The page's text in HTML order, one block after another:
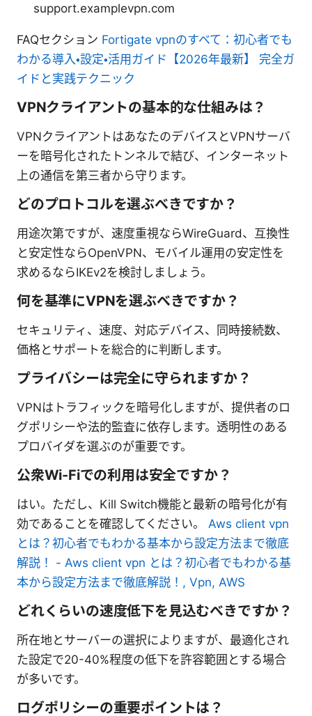
support.examplevpn.com
FAQセクション Fortigate vpnのすべて：初心者でも
わかる導入・設定・活用ガイド【2026年最新】 完全ガ
イドと実践テクニック
VPNクライアントの基本的な仕組みは？
VPNクライアントはあなたのデバイスとVPNサーバ
ーを暗号化されたトンネルで結び、インターネット
上の通信を第三者から守ります。
どのプロトコルを選ぶべきですか？
用途次第ですが、速度重視ならWireGuard、互換性
と安定性ならOpenVPN、モバイル運用の安定性を
求めるならIKEv2を検討しましょう。
何を基準にVPNを選ぶべきですか？
セキュリティ、速度、対応デバイス、同時接続数、
価格とサポートを総合的に判断します。
プライバシーは完全に守られますか？
VPNはトラフィックを暗号化しますが、提供者のロ
グポリシーや法的監査に依存します。透明性のある
プロバイダを選ぶのが重要です。
公衆Wi-Fiでの利用は安全ですか？
はい。ただし、Kill Switch機能と最新の暗号化が有
効であることを確認してください。 Aws client vpn
とは？初心者でもわかる基本から設定方法まで徹底
解説！ - Aws client vpn とは？初心者でもわかる基
本から設定方法まで徹底解説！, Vpn, AWS
どれくらいの速度低下を見込むべきですか？
所在地とサーバーの選択によりますが、最適化され
た設定で20-40%程度の低下を許容範囲とする場合
が多いです。
ログポリシーの重要ポイントは？